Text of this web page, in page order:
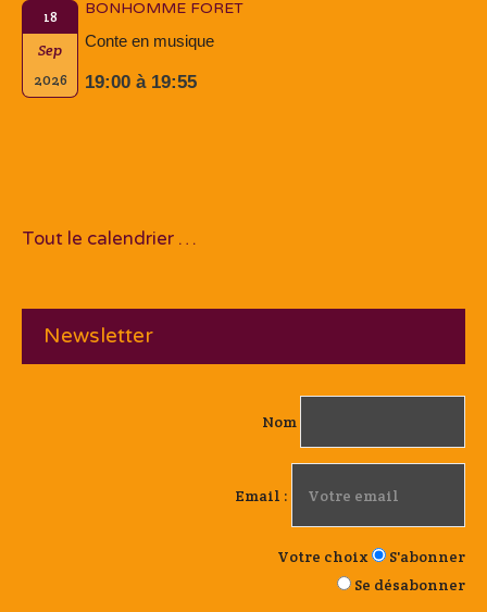
18
Sep
2026
BONHOMME FORET
Conte en musique
19:00 à 19:55
Tout le calendrier …
Newsletter
Nom
Email :
Votre choix
S'abonner
Se désabonner